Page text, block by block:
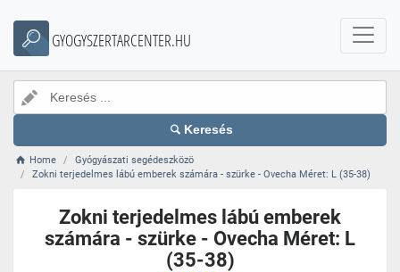
GYOGYSZERTARCENTER.HU
Keresés
Home
Gyógyászati segédeszközö
Zokni terjedelmes lábú emberek számára - szürke - Ovecha Méret: L (35-38)
Zokni terjedelmes lábú emberek
számára - szürke - Ovecha Méret: L
(35-38)